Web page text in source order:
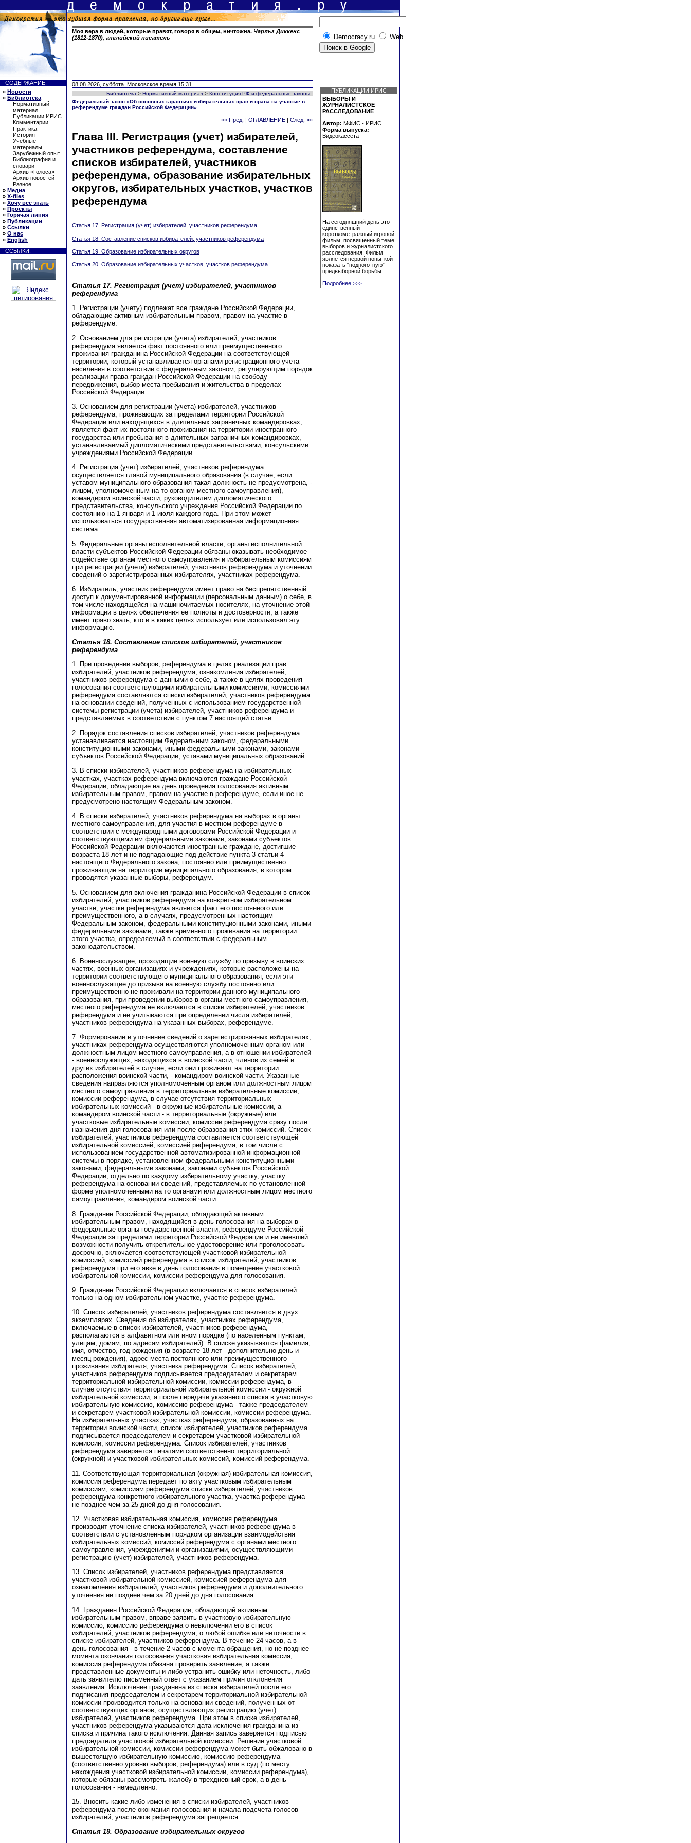
Моя вера в людей, которые правят, говоря в общем, ничтожна. Чарльз Диккенс
(1812-1870), английский писатель
Democracy.ru Web
СОДЕРЖАНИЕ:
» Новости
» Библиотека
Нормативный
материал
Публикации ИРИС
Комментарии
Практика
История
Учебные
материалы
Зарубежный опыт
Библиография и
словари
Архив «Голоса»
Архив новостей
Разное
» Медиа
» X-files
» Хочу все знать
» Проекты
» Горячая линия
» Публикации
» Ссылки
» О нас
» English
ССЫЛКИ:
08.08.2026, суббота. Московское время 15:31
Библиотека > Нормативный материал > Конституция РФ и федеральные законы
Федеральный закон «Об основных гарантиях избирательных прав и права на участие в
референдуме граждан Российской Федерации»
«« Пред. ОГЛАВЛЕНИЕ След. »»
Глава III. Регистрация (учет) избирателей,
участников референдума, составление
списков избирателей, участников
референдума, образование избирательных
округов, избирательных участков, участков
референдума
Статья 17. Регистрация (учет) избирателей, участников референдума
Статья 18. Составление списков избирателей, участников референдума
Статья 19. Образование избирательных округов
Статья 20. Образование избирательных участков, участков референдума
Статья 17. Регистрация (учет) избирателей, участников
референдума
1. Регистрации (учету) подлежат все граждане Российской Федерации,
обладающие активным избирательным правом, правом на участие в
референдуме.
2. Основанием для регистрации (учета) избирателей, участников
референдума является факт постоянного или преимущественного
проживания гражданина Российской Федерации на соответствующей
территории, который устанавливается органами регистрационного учета
населения в соответствии с федеральным законом, регулирующим порядок
реализации права граждан Российской Федерации на свободу
передвижения, выбор места пребывания и жительства в пределах
Российской Федерации.
3. Основанием для регистрации (учета) избирателей, участников
референдума, проживающих за пределами территории Российской
Федерации или находящихся в длительных заграничных командировках,
является факт их постоянного проживания на территории иностранного
государства или пребывания в длительных заграничных командировках,
устанавливаемый дипломатическими представительствами, консульскими
учреждениями Российской Федерации.
4. Регистрация (учет) избирателей, участников референдума
осуществляется главой муниципального образования (в случае, если
уставом муниципального образования такая должность не предусмотрена, -
лицом, уполномоченным на то органом местного самоуправления),
командиром воинской части, руководителем дипломатического
представительства, консульского учреждения Российской Федерации по
состоянию на 1 января и 1 июля каждого года. При этом может
использоваться государственная автоматизированная информационная
система.
5. Федеральные органы исполнительной власти, органы исполнительной
власти субъектов Российской Федерации обязаны оказывать необходимое
содействие органам местного самоуправления и избирательным комиссиям
при регистрации (учете) избирателей, участников референдума и уточнении
сведений о зарегистрированных избирателях, участниках референдума.
6. Избиратель, участник референдума имеет право на беспрепятственный
доступ к документированной информации (персональным данным) о себе, в
том числе находящейся на машиночитаемых носителях, на уточнение этой
информации в целях обеспечения ее полноты и достоверности, а также
имеет право знать, кто и в каких целях использует или использовал эту
информацию.
Статья 18. Составление списков избирателей, участников
референдума
1. При проведении выборов, референдума в целях реализации прав
избирателей, участников референдума, ознакомления избирателей,
участников референдума с данными о себе, а также в целях проведения
голосования соответствующими избирательными комиссиями, комиссиями
референдума составляются списки избирателей, участников референдума
на основании сведений, полученных с использованием государственной
системы регистрации (учета) избирателей, участников референдума и
представляемых в соответствии с пунктом 7 настоящей статьи.
2. Порядок составления списков избирателей, участников референдума
устанавливается настоящим Федеральным законом, федеральными
конституционными законами, иными федеральными законами, законами
субъектов Российской Федерации, уставами муниципальных образований.
3. В списки избирателей, участников референдума на избирательных
участках, участках референдума включаются граждане Российской
Федерации, обладающие на день проведения голосования активным
избирательным правом, правом на участие в референдуме, если иное не
предусмотрено настоящим Федеральным законом.
4. В списки избирателей, участников референдума на выборах в органы
местного самоуправления, для участия в местном референдуме в
соответствии с международными договорами Российской Федерации и
соответствующими им федеральными законами, законами субъектов
Российской Федерации включаются иностранные граждане, достигшие
возраста 18 лет и не подпадающие под действие пункта 3 статьи 4
настоящего Федерального закона, постоянно или преимущественно
проживающие на территории муниципального образования, в котором
проводятся указанные выборы, референдум.
5. Основанием для включения гражданина Российской Федерации в список
избирателей, участников референдума на конкретном избирательном
участке, участке референдума является факт его постоянного или
преимущественного, а в случаях, предусмотренных настоящим
Федеральным законом, федеральными конституционными законами, иными
федеральными законами, также временного проживания на территории
этого участка, определяемый в соответствии с федеральным
законодательством.
6. Военнослужащие, проходящие военную службу по призыву в воинских
частях, военных организациях и учреждениях, которые расположены на
территории соответствующего муниципального образования, если эти
военнослужащие до призыва на военную службу постоянно или
преимущественно не проживали на территории данного муниципального
образования, при проведении выборов в органы местного самоуправления,
местного референдума не включаются в списки избирателей, участников
референдума и не учитываются при определении числа избирателей,
участников референдума на указанных выборах, референдуме.
7. Формирование и уточнение сведений о зарегистрированных избирателях,
участниках референдума осуществляются уполномоченным органом или
должностным лицом местного самоуправления, а в отношении избирателей
- военнослужащих, находящихся в воинской части, членов их семей и
других избирателей в случае, если они проживают на территории
расположения воинской части, - командиром воинской части. Указанные
сведения направляются уполномоченным органом или должностным лицом
местного самоуправления в территориальные избирательные комиссии,
комиссии референдума, в случае отсутствия территориальных
избирательных комиссий - в окружные избирательные комиссии, а
командиром воинской части - в территориальные (окружные) или
участковые избирательные комиссии, комиссии референдума сразу после
назначения дня голосования или после образования этих комиссий. Список
избирателей, участников референдума составляется соответствующей
избирательной комиссией, комиссией референдума, в том числе с
использованием государственной автоматизированной информационной
системы в порядке, установленном федеральными конституционными
законами, федеральными законами, законами субъектов Российской
Федерации, отдельно по каждому избирательному участку, участку
референдума на основании сведений, представляемых по установленной
форме уполномоченными на то органами или должностным лицом местного
самоуправления, командиром воинской части.
8. Гражданин Российской Федерации, обладающий активным
избирательным правом, находящийся в день голосования на выборах в
федеральные органы государственной власти, референдуме Российской
Федерации за пределами территории Российской Федерации и не имевший
возможности получить открепительное удостоверение или проголосовать
досрочно, включается соответствующей участковой избирательной
комиссией, комиссией референдума в список избирателей, участников
референдума при его явке в день голосования в помещение участковой
избирательной комиссии, комиссии референдума для голосования.
9. Гражданин Российской Федерации включается в список избирателей
только на одном избирательном участке, участке референдума.
10. Список избирателей, участников референдума составляется в двух
экземплярах. Сведения об избирателях, участниках референдума,
включаемые в список избирателей, участников референдума,
располагаются в алфавитном или ином порядке (по населенным пунктам,
улицам, домам, по адресам избирателей). В списке указываются фамилия,
имя, отчество, год рождения (в возрасте 18 лет - дополнительно день и
месяц рождения), адрес места постоянного или преимущественного
проживания избирателя, участника референдума. Список избирателей,
участников референдума подписывается председателем и секретарем
территориальной избирательной комиссии, комиссии референдума, в
случае отсутствия территориальной избирательной комиссии - окружной
избирательной комиссии, а после передачи указанного списка в участковую
избирательную комиссию, комиссию референдума - также председателем
и секретарем участковой избирательной комиссии, комиссии референдума.
На избирательных участках, участках референдума, образованных на
территории воинской части, список избирателей, участников референдума
подписывается председателем и секретарем участковой избирательной
комиссии, комиссии референдума. Список избирателей, участников
референдума заверяется печатями соответственно территориальной
(окружной) и участковой избирательных комиссий, комиссий референдума.
11. Соответствующая территориальная (окружная) избирательная комиссия,
комиссия референдума передает по акту участковым избирательным
комиссиям, комиссиям референдума списки избирателей, участников
референдума конкретного избирательного участка, участка референдума
не позднее чем за 25 дней до дня голосования.
12. Участковая избирательная комиссия, комиссия референдума
производит уточнение списка избирателей, участников референдума в
соответствии с установленным порядком организации взаимодействия
избирательных комиссий, комиссий референдума с органами местного
самоуправления, учреждениями и организациями, осуществляющими
регистрацию (учет) избирателей, участников референдума.
13. Список избирателей, участников референдума представляется
участковой избирательной комиссией, комиссией референдума для
ознакомления избирателей, участников референдума и дополнительного
уточнения не позднее чем за 20 дней до дня голосования.
14. Гражданин Российской Федерации, обладающий активным
избирательным правом, вправе заявить в участковую избирательную
комиссию, комиссию референдума о невключении его в список
избирателей, участников референдума, о любой ошибке или неточности в
списке избирателей, участников референдума. В течение 24 часов, а в
день голосования - в течение 2 часов с момента обращения, но не позднее
момента окончания голосования участковая избирательная комиссия,
комиссия референдума обязана проверить заявление, а также
представленные документы и либо устранить ошибку или неточность, либо
дать заявителю письменный ответ с указанием причин отклонения
заявления. Исключение гражданина из списка избирателей после его
подписания председателем и секретарем территориальной избирательной
комиссии производится только на основании сведений, полученных от
соответствующих органов, осуществляющих регистрацию (учет)
избирателей, участников референдума. При этом в списке избирателей,
участников референдума указываются дата исключения гражданина из
списка и причина такого исключения. Данная запись заверяется подписью
председателя участковой избирательной комиссии. Решение участковой
избирательной комиссии, комиссии референдума может быть обжаловано в
вышестоящую избирательную комиссию, комиссию референдума
(соответственно уровню выборов, референдума) или в суд (по месту
нахождения участковой избирательной комиссии, комиссии референдума),
которые обязаны рассмотреть жалобу в трехдневный срок, а в день
голосования - немедленно.
15. Вносить какие-либо изменения в списки избирателей, участников
референдума после окончания голосования и начала подсчета голосов
избирателей, участников референдума запрещается.
Статья 19. Образование избирательных округов
ПУБЛИКАЦИИ ИРИС
ВЫБОРЫ И
ЖУРНАЛИСТСКОЕ
РАССЛЕДОВАНИЕ
Автор: МФИС - ИРИС
Форма выпуска:
Видеокассета
На сегодняшний день это
единственный
короткометражный игровой
фильм, посвященный теме
выборов и журналистского
расследования. Фильм
является первой попыткой
показать “подноготную”
предвыборной борьбы
Подробнее >>>